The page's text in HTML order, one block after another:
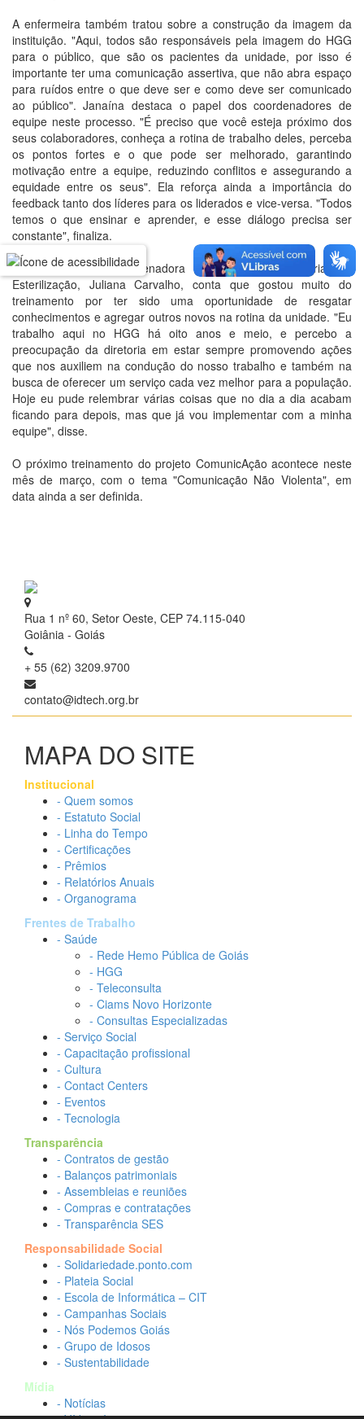
A enfermeira também tratou sobre a construção da imagem da
instituição. "Aqui, todos são responsáveis pela imagem do HGG
para o público, que são os pacientes da unidade, por isso é
importante ter uma comunicação assertiva, que não abra espaço
para ruídos entre o que deve ser e como deve ser comunicado
ao público". Janaína destaca o papel dos coordenadores de
equipe neste processo. "É preciso que você esteja próximo dos
seus colaboradores, conheça a rotina de trabalho deles, perceba
os pontos fortes e o que pode ser melhorado, garantindo
motivação entre a equipe, reduzindo conflitos e assegurando a
equidade entre os seus". Ela reforça ainda a importância do
feedback tanto dos líderes para os liderados e vice-versa. "Todos
temos o que ensinar e aprender, e esse diálogo precisa ser
constante", finaliza.
A enfermeira e coordenadora do Centro de Materiais e
Esterilização, Juliana Carvalho, conta que gostou muito do
treinamento por ter sido uma oportunidade de resgatar
conhecimentos e agregar outros novos na rotina da unidade. "Eu
trabalho aqui no HGG há oito anos e meio, e percebo a
preocupação da diretoria em estar sempre promovendo ações
que nos auxiliem na condução do nosso trabalho e também na
busca de oferecer um serviço cada vez melhor para a população.
Hoje eu pude relembrar várias coisas que no dia a dia acabam
ficando para depois, mas que já vou implementar com a minha
equipe", disse.
O próximo treinamento do projeto ComunicAção acontece neste
mês de março, com o tema "Comunicação Não Violenta", em
data ainda a ser definida.
Rua 1 nº 60, Setor Oeste, CEP 74.115-040
Goiânia - Goiás
+ 55 (62) 3209.9700
contato@idtech.org.br
MAPA DO SITE
Institucional
- Quem somos
- Estatuto Social
- Linha do Tempo
- Certificações
- Prêmios
- Relatórios Anuais
- Organograma
Frentes de Trabalho
- Saúde
- Rede Hemo Pública de Goiás
- HGG
- Teleconsulta
- Ciams Novo Horizonte
- Consultas Especializadas
- Serviço Social
- Capacitação profissional
- Cultura
- Contact Centers
- Eventos
- Tecnologia
Transparência
- Contratos de gestão
- Balanços patrimoniais
- Assembleias e reuniões
- Compras e contratações
- Transparência SES
Responsabilidade Social
- Solidariedade.ponto.com
- Plateia Social
- Escola de Informática – CIT
- Campanhas Sociais
- Nós Podemos Goiás
- Grupo de Idosos
- Sustentabilidade
Mídia
- Notícias